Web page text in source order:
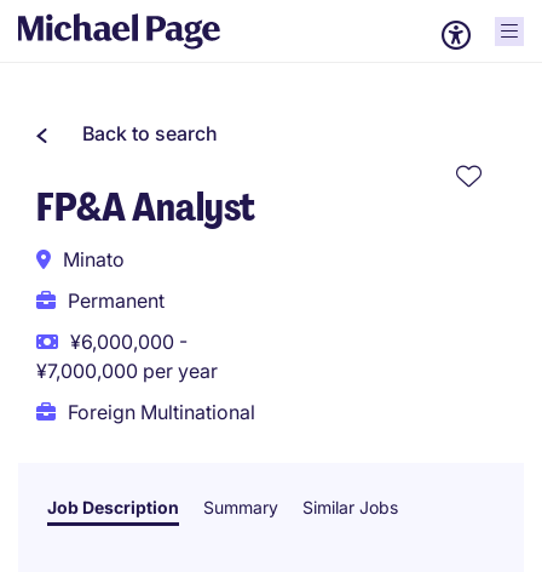
Back to search
FP&A Analyst
Minato
Permanent
¥6,000,000 -
¥7,000,000 per year
Foreign Multinational
Job Description Summary Similar Jobs